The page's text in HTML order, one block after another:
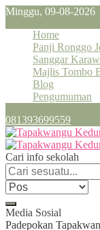
Minggu, 09-08-2026
Home
Panji Ronggo
Sanggar
Majlis Tombo
Blog
Pengumuman
081393699559
Cari info sekolah
Media Sosial
Padepokan